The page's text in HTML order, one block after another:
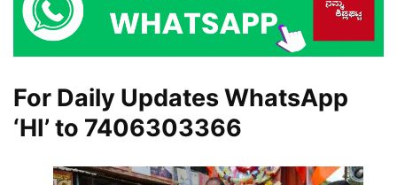
For Daily Updates WhatsApp
‘HI’ to 7406303366